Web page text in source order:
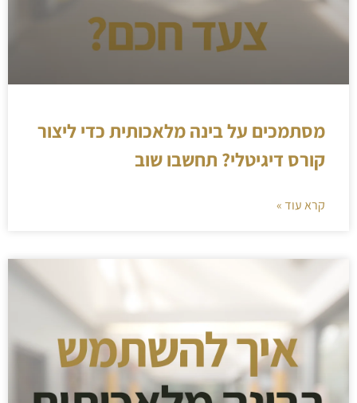
מסתמכים על בינה מלאכותית כדי ליצור
קורס דיגיטלי? תחשבו שוב
קרא עוד »